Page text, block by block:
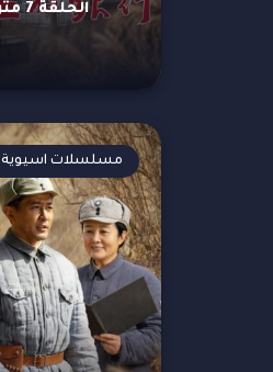
الحلقة 7 مترجمة
مسلسلات اسيوية